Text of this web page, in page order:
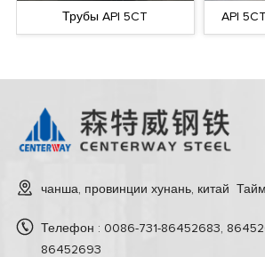
Трубы API 5CT API
чанша, провинции хунань, китай
Телефон : 0086-731-86452683,
86452693